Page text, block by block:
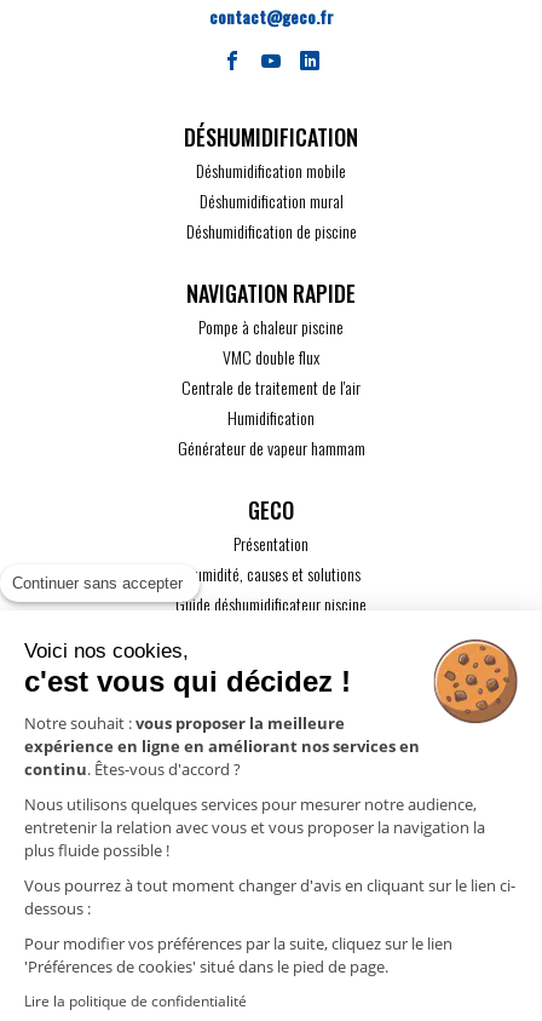
Continuer sans accepter
Voici nos cookies,
c'est vous qui décidez !
Notre souhait :vous proposer la meilleure
expérience en ligne en améliorant nos services en
continu. Êtes-vous d'accord ?
Nous utilisons quelques services pour mesurer notre audience,
entretenir la relation avec vous et vous proposer la navigation la
plus fluide possible !
Vous pourrez à tout moment changer d'avis en cliquant sur le lien ci-
dessous :
Pour modifier vos préférences par la suite, cliquez sur le lien
'Préférences de cookies' situé dans le pied de page.
Lire la politique de confidentialité
contact@geco.fr
DÉSHUMIDIFICATION
Déshumidification mobile
Déshumidification mural
Déshumidification de piscine
Pompe à chaleur piscine
VMC double flux
Centrale de traitement de l'air
Humidification
Générateur de vapeur hammam
GECO
Présentation
L'humidité, causes et solutions
Guide déshumidificateur piscine
Guide VMC
ACTUALITÉS
CONTACT
ESPACE PRO
Mentions légales
Politique de confidentialité